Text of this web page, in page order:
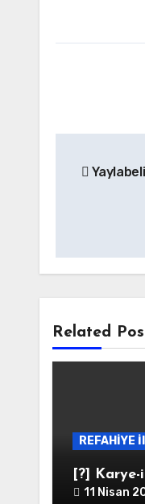
Related
REFAHİYE
[?]
11 Nisan